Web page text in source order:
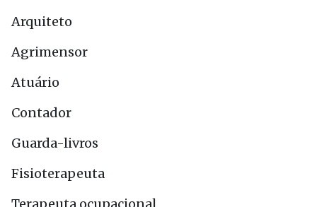
Arquiteto
Agrimensor
Atuário
Contador
Guarda-livros
Fisioterapeuta